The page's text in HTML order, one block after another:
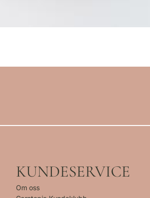
KUNDESERVICE
Om oss